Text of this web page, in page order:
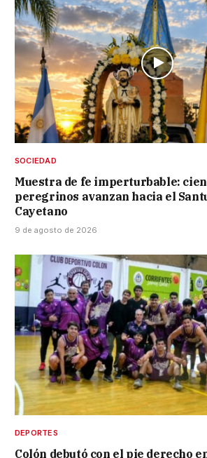
SOCIEDAD
Muestra de fe imperturbable:
peregrinos avanzan hacia el
Cayetano
9 de agosto de 2026
DEPORTES
Colón debutó con el pie derecho